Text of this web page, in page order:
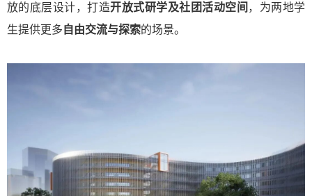
放的底层设计，打造开放式研学及社团活动空间 ，为两地学
生提供更多 自由交流与探索的场景。